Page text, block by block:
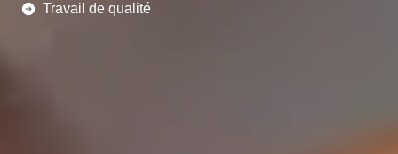
Travail de qualité